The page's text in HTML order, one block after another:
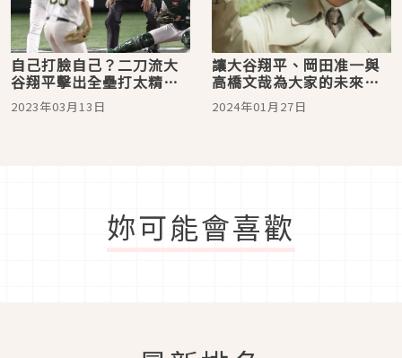
自己打臉自己？二刀流大
谷翔平擊出全壘打太精彩
嗨翻日本球迷
2023年03月13日
讓大谷翔平、岡田准一與
高橋文哉為大家的未來應
援！2024年1月日本最新
人氣廣告5選
2024年01月27日
妳可能會喜歡